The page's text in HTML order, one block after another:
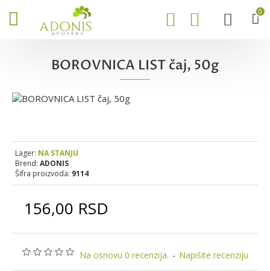
0
BOROVNICA LIST čaj, 50g
Na osnovu 0 recenzija. - Napišite recenziju
156,00 RSD
Lager: NA STANJU
Brend: ADONIS
Šifra proizvoda: 9114